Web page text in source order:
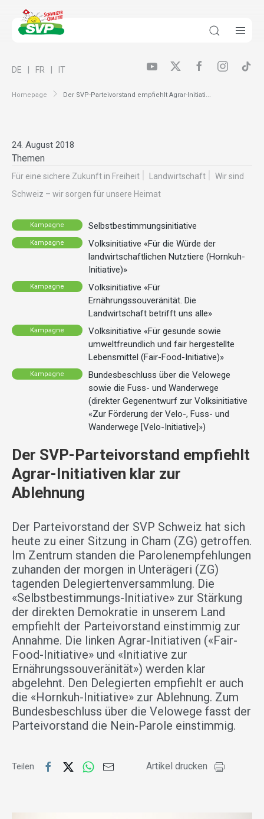
Homepage Der SVP-Parteivorstand empfiehlt Agrar-Initiati...
DE FR IT
24. August 2018
Themen
Für eine sichere Zukunft in Freiheit Landwirt­schaft
Wir sind
Schweiz – wir sorgen für unsere Heimat
Kampagne Selbstbestimmungsinitiative
Kampagne
Volksinitiative «Für die Würde der
landwirtschaftlichen Nutztiere (Hornkuh-
Initiative)»
Kampagne
Volksinitiative «Für
Ernährungssouveränität. Die
Landwirtschaft betrifft uns alle»
Kampagne
Volksinitiative «Für gesunde sowie
umweltfreundlich und fair hergestellte
Lebensmittel (Fair-Food-Initiative)»
Kampagne
Bundesbeschluss über die Velowege
sowie die Fuss- und Wanderwege
(direkter Gegenentwurf zur Volksinitiative
«Zur Förderung der Velo-, Fuss- und
Wanderwege [Velo-Initiative]»)
Der SVP-Parteivorstand empfiehlt
Agrar-Initiativen klar zur
Ablehnung
Der Parteivorstand der SVP Schweiz hat sich
heute zu einer Sitzung in Cham (ZG) getroffen.
Im Zentrum standen die Parolenempfehlungen
zuhanden der morgen in Unterägeri (ZG)
tagenden Delegiertenversammlung. Die
«Selbstbestimmungs-Initiative» zur Stärkung
der direkten Demokratie in unserem Land
empfiehlt der Parteivorstand einstimmig zur
Annahme. Die linken Agrar-Initiativen («Fair-
Food-Initiative» und «Initiative zur
Ernährungssouveränität») werden klar
abgelehnt. Den Delegierten empfiehlt er auch
die «Hornkuh-Initiative» zur Ablehnung. Zum
Bundesbeschluss über die Velowege fasst der
Parteivorstand die Nein-Parole einstimmig.
Teilen Artikel drucken